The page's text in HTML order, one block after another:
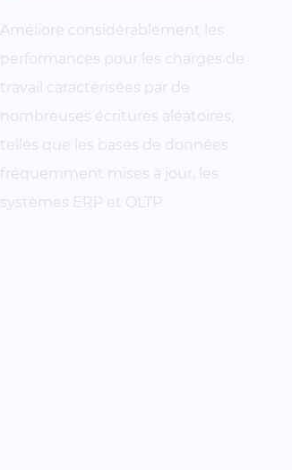
Améliore considérablement les
performances pour les charges de
travail caractérisées par de
nombreuses écritures aléatoires,
telles que les bases de données
fréquemment mises à jour, les
systèmes ERP et OLTP